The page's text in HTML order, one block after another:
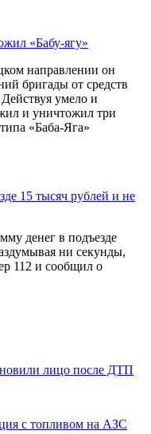
«Бабу-ягу»
направлении он
бригады от средств
умело и
и уничтожил три
«Баба-Яга»
15 тысяч рублей и не
денег в подъезде
ни секунды,
112 и сообщил о
лицо после ДТП
с топливом на АЗС